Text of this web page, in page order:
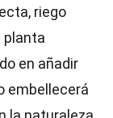
riego
planta
en añadir
embellecerá